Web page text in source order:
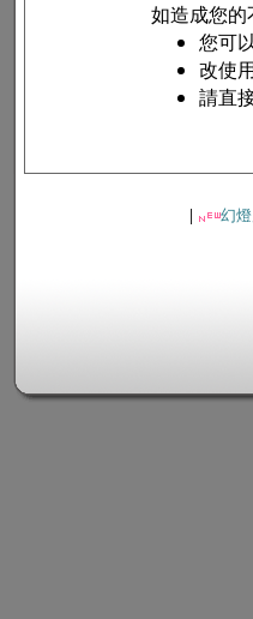
如造成您的
您可
改使
請直
| 幻